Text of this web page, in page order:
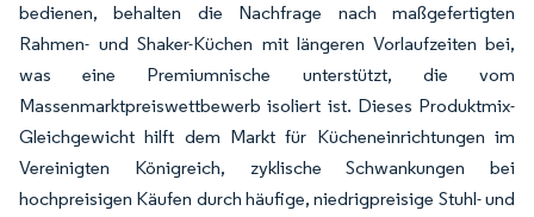
bedienen, behalten die Nachfrage nach maßgefertigten
Rahmen- und Shaker-Küchen mit längeren Vorlaufzeiten bei,
was eine Premiumnische unterstützt, die vom
Massenmarktpreiswettbewerb isoliert ist. Dieses Produktmix-
Gleichgewicht hilft dem Markt für Kücheneinrichtungen im
Vereinigten Königreich, zyklische Schwankungen bei
hochpreisigen Käufen durch häufige, niedrigpreisige Stuhl- und